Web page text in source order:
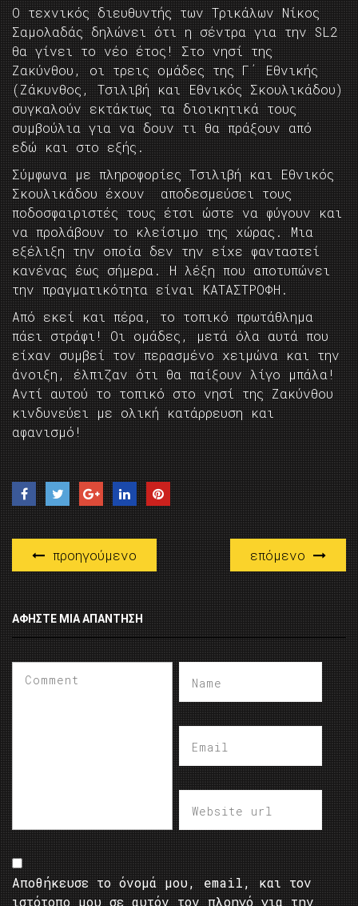
Ο τεχνικός διευθυντής των Τρικάλων Νίκος
Σαμολαδάς δηλώνει ότι η σέντρα για την SL2
θα γίνει το νέο έτος! Στο νησί της
Ζακύνθου, οι τρεις ομάδες της Γ΄ Εθνικής
(Ζάκυνθος, Τσιλιβή και Εθνικός Σκουλικάδου)
συγκαλούν εκτάκτως τα διοικητικά τους
συμβούλια για να δουν τι θα πράξουν από
εδώ και στο εξής.
Σύμφωνα με πληροφορίες Τσιλιβή και Εθνικός
Σκουλικάδου έχουν αποδεσμεύσει τους
ποδοσφαιριστές τους έτσι ώστε να φύγουν και
να προλάβουν το κλείσιμο της χώρας. Μια
εξέλιξη την οποία δεν την είχε φανταστεί
κανένας έως σήμερα. Η λέξη που αποτυπώνει
την πραγματικότητα είναι ΚΑΤΑΣΤΡΟΦΗ.
Από εκεί και πέρα, το τοπικό πρωτάθλημα
πάει στράφι! Οι ομάδες, μετά όλα αυτά που
είχαν συμβεί τον περασμένο χειμώνα και την
άνοιξη, έλπιζαν ότι θα παίξουν λίγο μπάλα!
Αντί αυτού το τοπικό στο νησί της Ζακύνθου
κινδυνεύει με ολική κατάρρευση και
αφανισμό!
προηγούμενο επόμενο
ΑΦΉΣΤΕ ΜΙΑ ΑΠΆΝΤΗΣΗ
Αποθήκευσε το όνομά μου, email, και τον
ιστότοπο μου σε αυτόν τον πλοηγό για την